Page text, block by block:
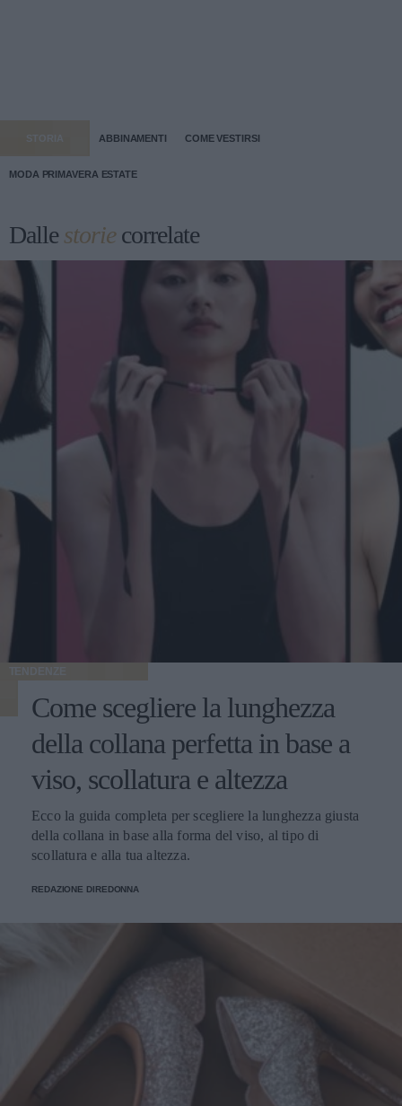
STORIA ABBINAMENTI COME VESTIRSI
MODA PRIMAVERA ESTATE
Dallestoriecorrelate
TENDENZE
Come scegliere la lunghezza
della collana perfetta in base a
viso, scollatura e altezza
Ecco la guida completa per scegliere la lunghezza giusta
della collana in base alla forma del viso, al tipo di
scollatura e alla tua altezza.
REDAZIONE DIREDONNA